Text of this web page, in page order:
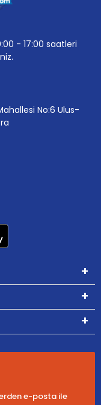
- 17:00 saatleri
No:6 Ulus-
e-posta ile